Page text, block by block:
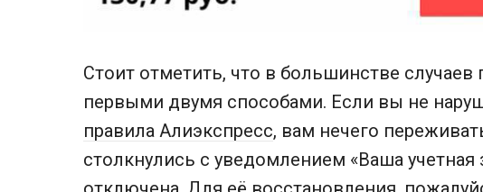
Стоит отметить, что в большинстве случаев
первыми двумя способами. Если вы не
правила Алиэкспресс, вам нечего
столкнулись с уведомлением «Ваша